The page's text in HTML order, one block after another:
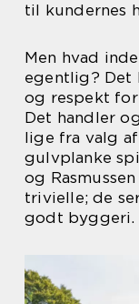
til kundernes
Men hvad
egentlig? Det
og respekt for
Det handler
lige fra valg
gulvplanke
og
trivielle; de
godt byggeri.